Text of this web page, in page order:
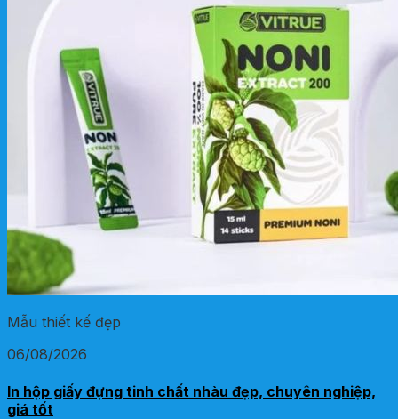
Mẫu thiết kế đẹp
06/08/2026
In hộp giấy đựng tinh chất nhàu đẹp, chuyên nghiệp,
giá tốt